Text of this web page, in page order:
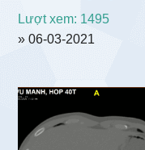
Lượt xem: 1495
» 06-03-2021